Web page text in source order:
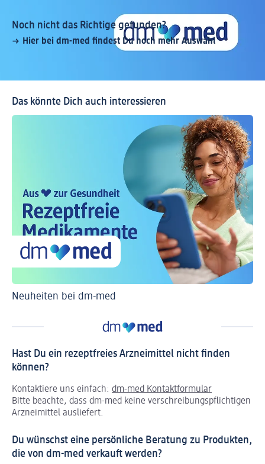
Noch nicht das Richtige gefunden?
Hier bei dm-med findest Du noch mehr Auswahl
Das könnte Dich auch interessieren
Neuheiten bei dm-med
Hast Du ein rezeptfreies Arzneimittel nicht finden
können?
Kontaktiere uns einfach: dm-med Kontaktformular
Bitte beachte, dass dm-med keine verschreibungspflichtigen
Arzneimittel ausliefert.
Du wünschst eine persönliche Beratung zu Produkten,
die von dm-med verkauft werden?